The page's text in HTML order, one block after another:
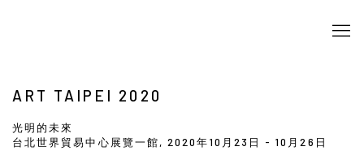
ART TAIPEI 2020
光明的未來
台北世界貿易中心展覽一館,2020年10月23日 - 10月26日